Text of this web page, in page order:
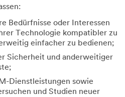
Bedürfnisse oder Interessen
Technologie kompatibler zu
einfacher zu bedienen;
Sicherheit und anderweitiger
Dienstleistungen sowie
und Studien neuer